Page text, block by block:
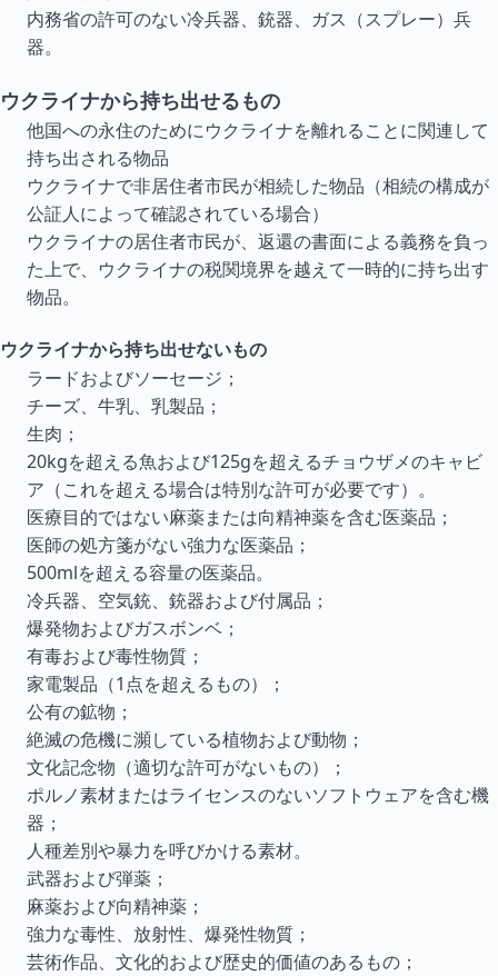
内務省の許可のない冷兵器、銃器、ガス（スプレー）兵
器。
ウクライナから持ち出せるもの
他国への永住のためにウクライナを離れることに関連して
持ち出される物品
ウクライナで非居住者市民が相続した物品（相続の構成が
公証人によって確認されている場合）
ウクライナの居住者市民が、返還の書面による義務を負っ
た上で、ウクライナの税関境界を越えて一時的に持ち出す
物品。
ウクライナから持ち出せないもの
ラードおよびソーセージ；
チーズ、牛乳、乳製品；
生肉；
20kgを超える魚および125gを超えるチョウザメのキャビ
ア（これを超える場合は特別な許可が必要です）。
医療目的ではない麻薬または向精神薬を含む医薬品；
医師の処方箋がない強力な医薬品；
500mlを超える容量の医薬品。
冷兵器、空気銃、銃器および付属品；
爆発物およびガスボンベ；
有毒および毒性物質；
家電製品（1点を超えるもの）；
公有の鉱物；
絶滅の危機に瀕している植物および動物；
文化記念物（適切な許可がないもの）；
ポルノ素材またはライセンスのないソフトウェアを含む機
器；
人種差別や暴力を呼びかける素材。
武器および弾薬；
麻薬および向精神薬；
強力な毒性、放射性、爆発性物質；
芸術作品、文化的および歴史的価値のあるもの；